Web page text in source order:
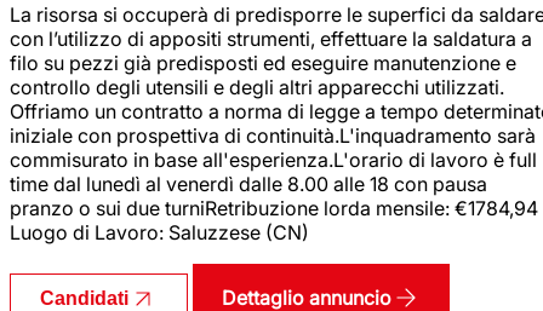
La risorsa si occuperà di predisporre le superfici da
con l’utilizzo di appositi strumenti, effettuare la saldatura a
filo su pezzi già predisposti ed eseguire manutenzione e
controllo degli utensili e degli altri apparecchi utilizzati.
Offriamo un contratto a norma di legge a tempo
iniziale con prospettiva di continuità.L'inquadramento sarà
commisurato in base all'esperienza.L'orario di lavoro è full
time dal lunedì al venerdì dalle 8.00 alle 18 con pausa
pranzo o sui due turniRetribuzione lorda mensile: €1784,94
Luogo di Lavoro: Saluzzese (CN)
Candidati Dettaglio annuncio